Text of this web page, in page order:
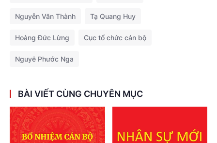
Nguyễn Văn Thành Tạ Quang Huy
Hoàng Đức Lừng Cục tổ chức cán bộ
Nguyễ Phước Nga
BÀI VIẾT CÙNG CHUYÊN MỤC